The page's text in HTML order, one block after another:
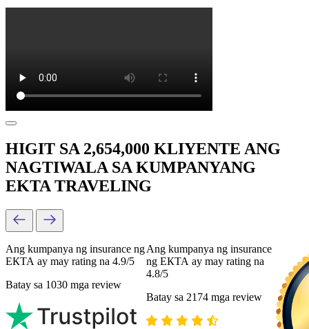
HIGIT SA 2,654,000 KLIYENTE ANG
NAGTIWALA SA KUMPANYANG
EKTA TRAVELING
Ang kumpanya ng insurance ng
ЕКТА ay may rating na 4.9/5
Batay sa 1030 mga review
Ang kumpanya ng insurance
ng ЕКТА ay may rating na
4.8/5
Batay sa 2174 mga review